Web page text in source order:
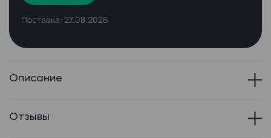
Описание
Отзывы
Поставка: 27.08.2026